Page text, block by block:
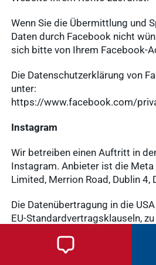
Wenn Sie die Übermittlung und
Daten durch Facebook nicht
sich bitte von Ihrem Facebook-
Die Datenschutzerklärung von
unter:
https://www.facebook.com/
Instagram
Wir betreiben einen Auftritt in
Instagram. Anbieter ist die
Limited, Merrion Road, Dublin 4,
Die Datenübertragung in die
EU-Standardvertragsklauseln,
de.facebook.com/help/